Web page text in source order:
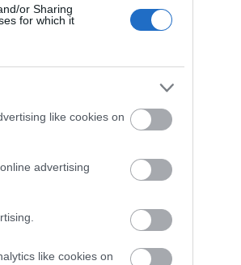
or Sharing
for which it
like cookies on
advertising
like cookies on
–
συλλόγων
που
φωτιά του 2021
γιορτάζουν σήμερα,
Αυγούστου
Καιρός: Πολύ ζέστη
θερμόμετρο